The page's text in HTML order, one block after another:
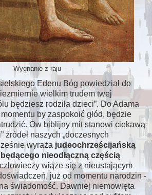
Wygnanie z raju
Edenu Bóg powiedział do
wielkim trudem twej
będziesz rodziła dzieci . Do Adama
by zaspokoić głód, będzie
Ów biblijny mit stanowi ciekawą
źródeł naszych doczesnych
wyraża judeochrześcijańską
nieodłączną częścią
wiąże się z nieustającym
już od momentu narodzin -
świadomość. Dawniej niemowlęta